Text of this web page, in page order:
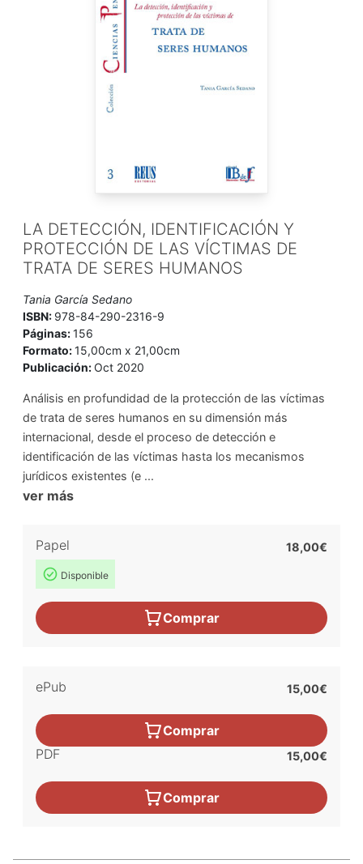
LA DETECCIÓN, IDENTIFICACIÓN Y
PROTECCIÓN DE LAS VÍCTIMAS DE
TRATA DE SERES HUMANOS
Tania García Sedano
ISBN: 978-84-290-2316-9
Páginas:156
Formato:15,00cm x 21,00cm
Publicación:Oct 2020
Análisis en profundidad de la protección de las víctimas
de trata de seres humanos en su dimensión más
internacional, desde el proceso de detección e
identificación de las víctimas hasta los mecanismos
jurídicos existentes (e ...
ver más
Papel
Disponible
18,00€
Comprar
ePub 15,00€
Comprar
PDF
15,00€
Comprar